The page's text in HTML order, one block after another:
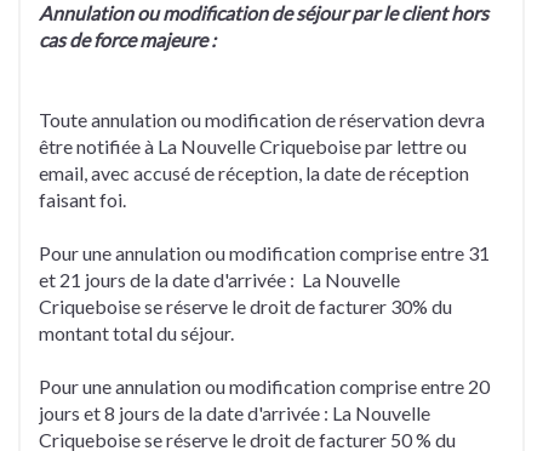
Annulation ou modification de séjour par le client hors
cas de force majeure :
Toute annulation ou modification de réservation devra
être notifiée à La Nouvelle Criqueboise par lettre ou
email, avec accusé de réception, la date de réception
faisant foi.
Pour une annulation ou modification comprise entre 31
et 21 jours de la date d'arrivée : La Nouvelle
Criqueboise se réserve le droit de facturer 30% du
montant total du séjour.
Pour une annulation ou modification comprise entre 20
jours et 8 jours de la date d'arrivée : La Nouvelle
Criqueboise se réserve le droit de facturer 50 % du